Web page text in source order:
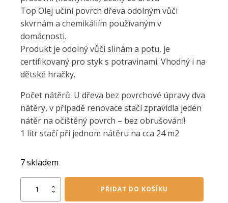
Top Olej učiní povrch dřeva odolným vůči
skvrnám a chemikáliím používaným v
domácnosti.
Produkt je odolný vůči slinám a potu, je
certifikovaný pro styk s potravinami. Vhodný i na
dětské hračky.
Počet nátěrů: U dřeva bez povrchové úpravy dva
nátěry, v případě renovace stačí zpravidla jeden
nátěr na očištěný povrch – bez obrušování!
1 litr stačí při jednom nátěru na cca 24 m2
7 skladem
OSMO
PŘIDAT DO KOŠÍKU